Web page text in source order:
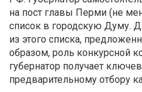
на пост главы Перми (не
список в городскую Думу.
из этого списка,
образом, роль конкурсной
губернатор получает
предварительному отбору